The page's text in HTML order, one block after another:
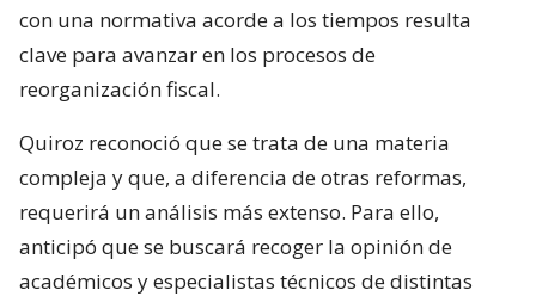
con una normativa acorde a los tiempos resulta
clave para avanzar en los procesos de
reorganización fiscal.
Quiroz reconoció que se trata de una materia
compleja y que, a diferencia de otras reformas,
requerirá un análisis más extenso. Para ello,
anticipó que se buscará recoger la opinión de
académicos y especialistas técnicos de distintas